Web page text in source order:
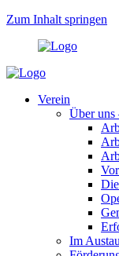
Zum Inhalt springen
Verein
Über uns
Im